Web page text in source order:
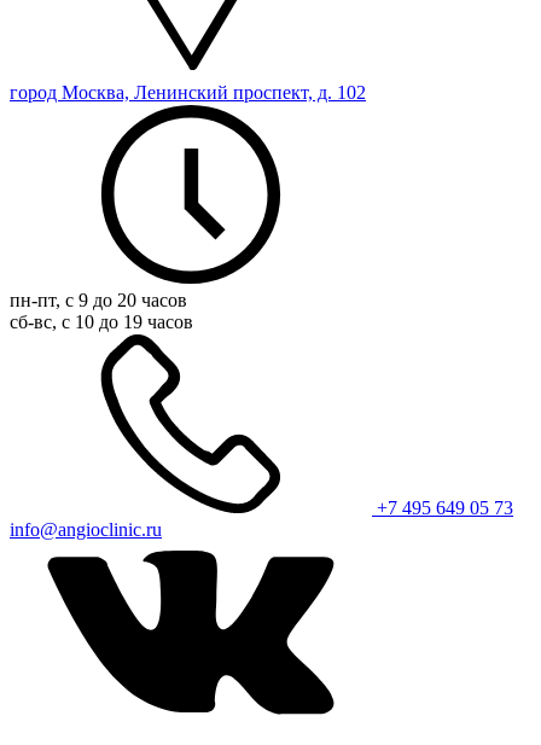
город Москва, Ленинский проспект, д. 102
пн-пт, с 9 до 20 часов
сб-вс, с 10 до 19 часов
+7 495 649 05 73
info@angioclinic.ru